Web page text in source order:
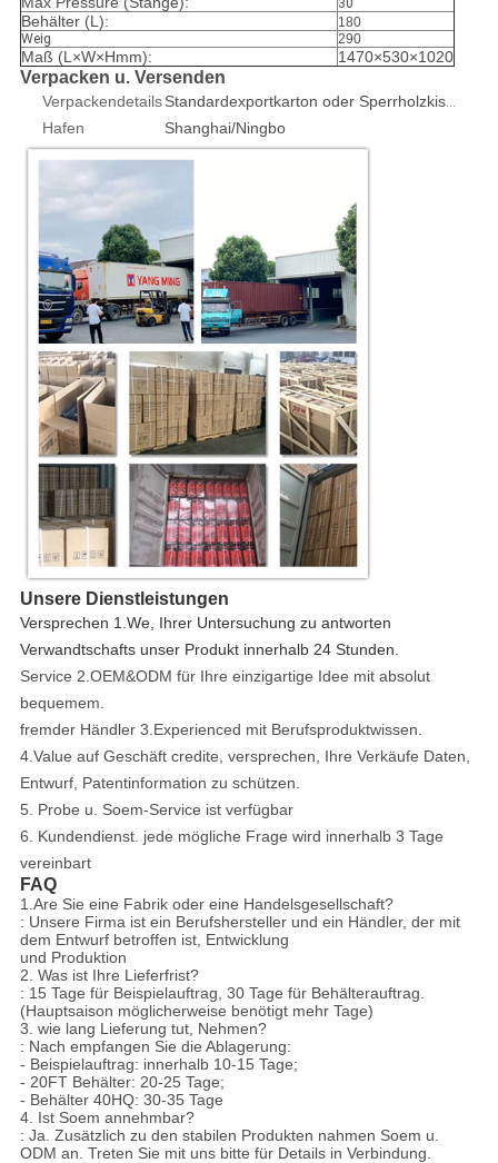
30
Behälter (L):
180
Weig
290
Maß (L×W×Hmm): 1470×530×1020
Verpacken u. Versenden
Verpackendetails Standardexportkarton oder Sperrholzkiste 1pcs/box
Hafen Shanghai/Ningbo
Unsere Dienstleistungen
Versprechen 1.We, Ihrer Untersuchung zu antworten
Verwandtschafts unser Produkt innerhalb 24 Stunden.
Service 2.OEM&ODM für Ihre einzigartige Idee mit absolut
bequemem.
fremder Händler 3.Experienced mit Berufsproduktwissen.
4.Value auf Geschäft credite, versprechen, Ihre Verkäufe Daten,
Entwurf, Patentinformation zu schützen.
5. Probe u. Soem-Service ist verfügbar
6. Kundendienst. jede mögliche Frage wird innerhalb 3 Tage
vereinbart
FAQ
1.Are Sie eine Fabrik oder eine Handelsgesellschaft?
: Unsere Firma ist ein Berufshersteller und ein Händler, der mit
dem Entwurf betroffen ist, Entwicklung
und Produktion
2. Was ist Ihre Lieferfrist?
: 15 Tage für Beispielauftrag, 30 Tage für Behälterauftrag.
(Hauptsaison möglicherweise benötigt mehr Tage)
3. wie lang Lieferung tut, Nehmen?
: Nach empfangen Sie die Ablagerung:
- Beispielauftrag: innerhalb 10-15 Tage;
- 20FT Behälter: 20-25 Tage;
- Behälter 40HQ: 30-35 Tage
4. Ist Soem annehmbar?
: Ja. Zusätzlich zu den stabilen Produkten nahmen Soem u.
ODM an. Treten Sie mit uns bitte für Details in Verbindung.